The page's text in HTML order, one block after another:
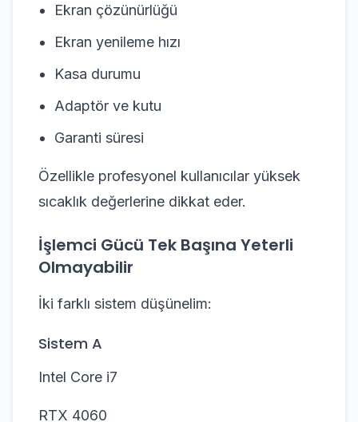
Ekran çözünürlüğü
Ekran yenileme hızı
Kasa durumu
Adaptör ve kutu
Garanti süresi
Özellikle profesyonel kullanıcılar yüksek
sıcaklık değerlerine dikkat eder.
İşlemci Gücü Tek Başına Yeterli
Olmayabilir
İki farklı sistem düşünelim:
Sistem A
Intel Core i7
RTX 4060